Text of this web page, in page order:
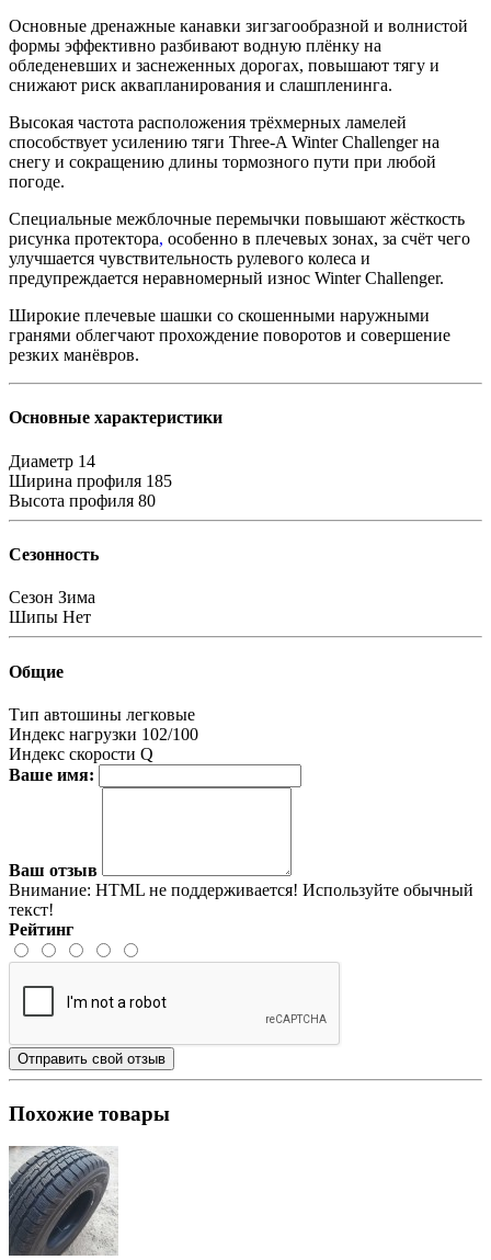
Основные дренажные канавки зигзагообразной и волнистой
формы эффективно разбивают водную плёнку на
обледеневших и заснеженных дорогах, повышают тягу и
снижают риск аквапланирования и слашпленинга.
Высокая частота расположения трёхмерных ламелей
способствует усилению тяги Three-A Winter Challenger на
снегу и сокращению длины тормозного пути при любой
погоде.
Специальные межблочные перемычки повышают жёсткость
рисунка протектора, особенно в плечевых зонах, за счёт чего
улучшается чувствительность рулевого колеса и
предупреждается неравномерный износ Winter Challenger.
Широкие плечевые шашки со скошенными наружными
гранями облегчают прохождение поворотов и совершение
резких манёвров.
Основные характеристики
Диаметр 14
Ширина профиля 185
Высота профиля 80
Сезонность
Сезон Зима
Шипы Нет
Общие
Тип автошины легковые
Индекс нагрузки 102/100
Индекс скорости Q
Ваше имя:
Ваш отзыв
Внимание: HTML не поддерживается! Используйте обычный
текст!
Рейтинг
Отправить свой отзыв
Похожие товары